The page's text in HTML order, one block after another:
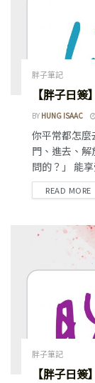
胖子筆記
【胖子日
BY HUNG ISAAC
你平常都怎
門、進去、
問的？」 能
READ MORE
胖子筆記
【胖子日